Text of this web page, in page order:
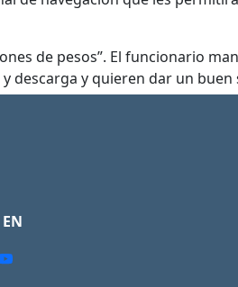
de pesos”. El funcionario
y quieren dar un buen